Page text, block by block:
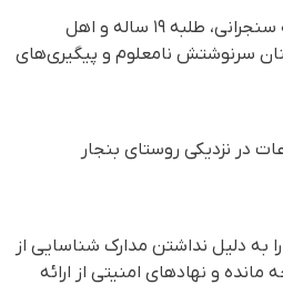
براساس گزارش رسیده به سازمان حقوق بشری هه‌نگاو، با گذشت دو هفته از بازداشت صفی‌الله سنجرانی، طلبه ۱۹ ساله و اهل
سرنوشتش نامعلوم و پیگیری‌های
نیروهای اداره اطلاعات در نزدیکی روستای بنجار
به دلیل نداشتن مدارک شناسایی از
و نهادهای امنیتی از ارائه